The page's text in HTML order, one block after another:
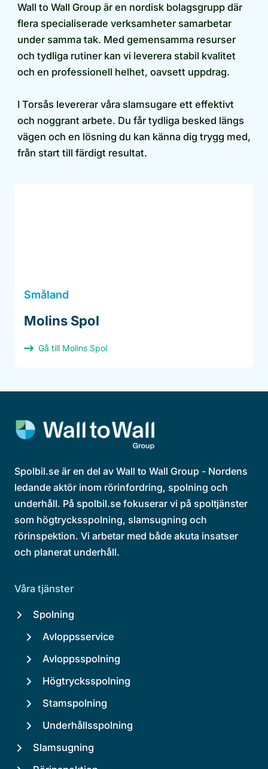
Wall to Wall Group är en nordisk bolagsgrupp där
flera specialiserade verksamheter samarbetar
under samma tak. Med gemensamma resurser
och tydliga rutiner kan vi leverera stabil kvalitet
och en professionell helhet, oavsett uppdrag.
I Torsås levererar våra slamsugare ett effektivt
och noggrant arbete. Du får tydliga besked längs
vägen och en lösning du kan känna dig trygg med,
från start till färdigt resultat.
Småland
Molins Spol
Gå till Molins Spol
Spolbil.se är en del av Wall to Wall Group - Nordens
ledande aktör inom rörinfordring, spolning och
underhåll. På spolbil.se fokuserar vi på spoltjänster
som högtrycksspolning, slamsugning och
rörinspektion. Vi arbetar med både akuta insatser
och planerat underhåll.
Våra tjänster
Spolning
Avloppsservice
Avloppsspolning
Högtrycksspolning
Stamspolning
Underhållsspolning
Slamsugning